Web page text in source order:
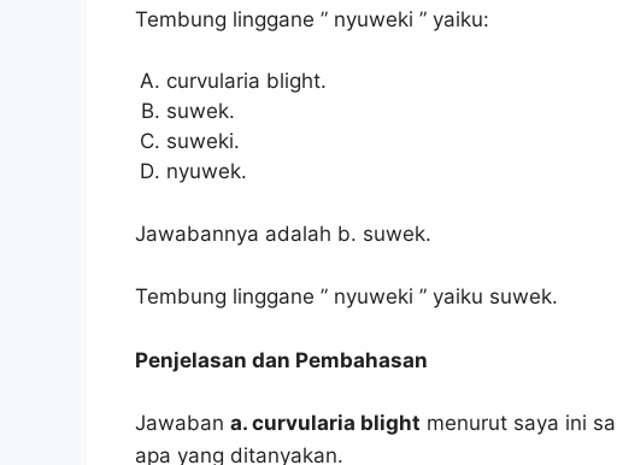
Tembung linggane ” nyuweki ” yaiku:
curvularia blight.
suwek.
suweki.
nyuwek.
Jawabannya adalah b. suwek.
Tembung linggane ” nyuweki ” yaiku suwek.
Penjelasan dan Pembahasan
Jawaban a. curvularia blight menurut saya ini
apa yang ditanyakan.